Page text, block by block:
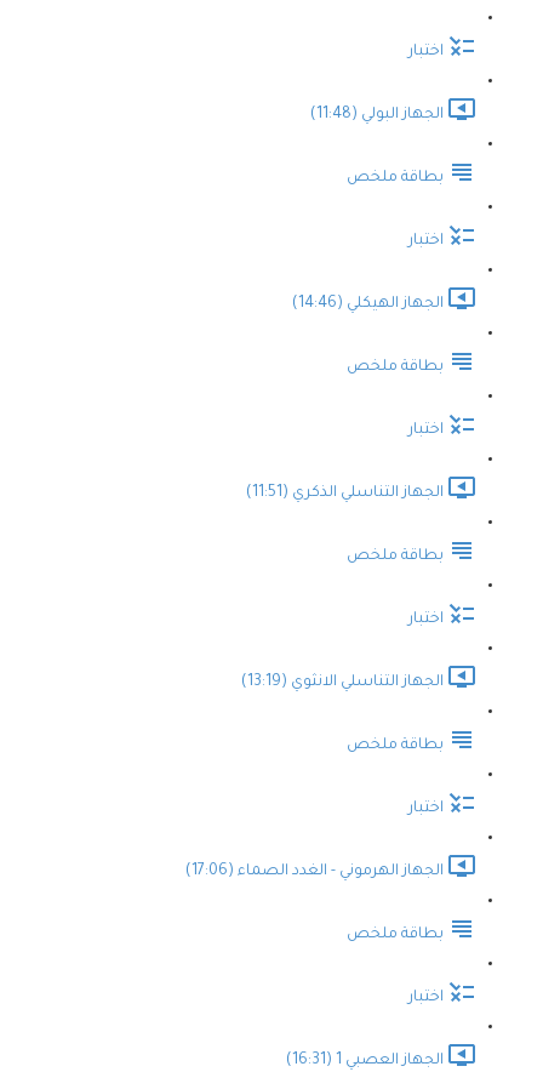
اختبار
الجهاز البولي (11:48)
بطاقة ملخص
اختبار
الجهاز الهيكلي (14:46)
بطاقة ملخص
اختبار
الجهاز التناسلي الذكري (11:51)
بطاقة ملخص
اختبار
الجهاز التناسلي الانثوي (13:19)
بطاقة ملخص
اختبار
الجهاز الهرموني - الغدد الصماء (17:06)
بطاقة ملخص
اختبار
الجهاز العصبي 1 (16:31)